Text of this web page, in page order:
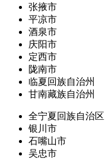
张掖市
平凉市
酒泉市
庆阳市
定西市
陇南市
临夏回族自治州
甘南藏族自治州
全宁夏回族自治区
银川市
石嘴山市
吴忠市